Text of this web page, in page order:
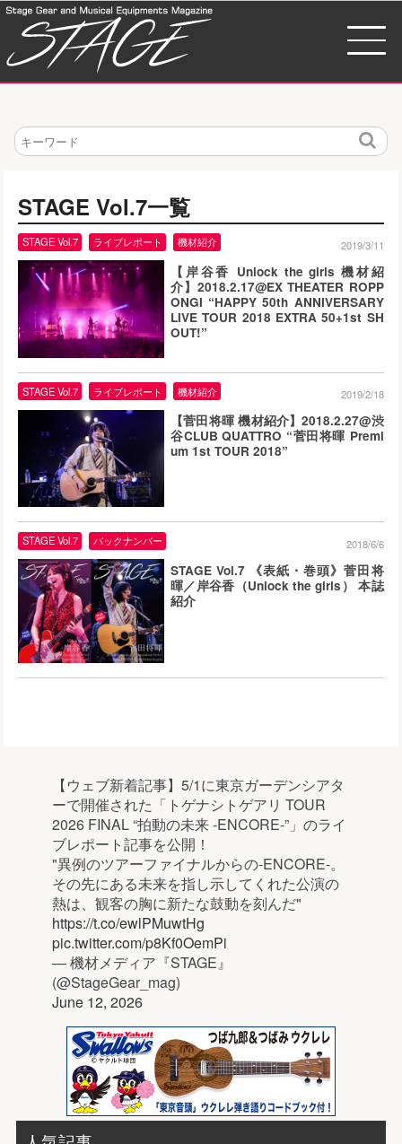
検
STAGE Vol.7一覧
【岸谷香 Unlock the girls 機材紹
介】2018.2.17@EX THEATER ROPP
ONGI “HAPPY 50th ANNIVERSARY
LIVE TOUR 2018 EXTRA 50+1st SH
OUT!”
STAGE Vol.7 ライブレポート 機材紹介 2019/3/11
【菅田将暉 機材紹介】2018.2.27@渋
谷CLUB QUATTRO “菅田将暉 Premi
um 1st TOUR 2018”
STAGE Vol.7 ライブレポート 機材紹介 2019/2/18
STAGE Vol.7 《表紙・巻頭》菅田将
暉／岸谷香（Unlock the girls） 本誌
紹介
STAGE Vol.7 バックナンバー 2018/6/6
【ウェブ新着記事】5/1に東京ガーデンシアタ
ーで開催された「トゲナシトゲアリ TOUR
2026 FINAL “拍動の未来 -ENCORE-”」のライ
ブレポート記事を公開！
"異例のツアーファイナルからの-ENCORE-。
その先にある未来を指し示してくれた公演の
熱は、観客の胸に新たな鼓動を刻んだ"
https://t.co/ewlPMuwtHg
pic.twitter.com/p8Kf0OemPi
— 機材メディア『STAGE』
(@StageGear_mag)
June 12, 2026